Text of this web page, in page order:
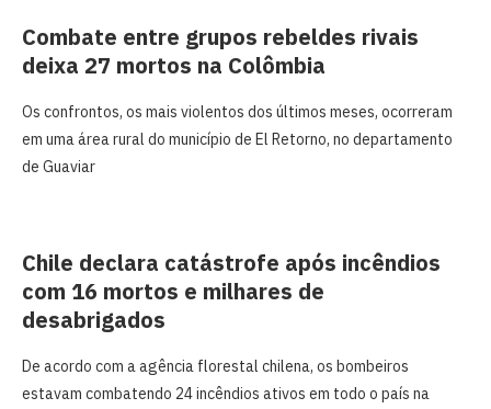
Combate entre grupos rebeldes rivais
deixa 27 mortos na Colômbia
Os confrontos, ‌os mais violentos dos últimos meses, ocorreram
em uma área rural do município de El Retorno, no departamento
de Guaviar
Chile declara catástrofe após incêndios
com 16 mortos e milhares de
desabrigados
De acordo com a ‌agência florestal chilena, os ‌bombeiros
estavam combatendo 24 incêndios ativos em todo o país na